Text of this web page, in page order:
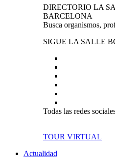
DIRECTORIO LA
BARCELONA
Busca organismos,
SIGUE LA SALLE
Todas las redes
TOUR VIRTUAL
Actualidad